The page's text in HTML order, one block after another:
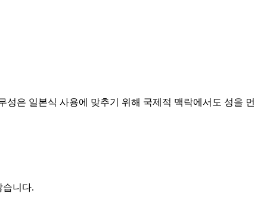
성은 일본식 사용에 맞추기 위해 국제적 맥락에서도 성을 먼
습니다.